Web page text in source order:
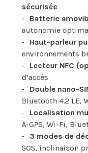
sécurisée
Batterie
autonomie
Haut-parleur
environnements
Lecteur NFC
d’accès
Double nano-
Bluetooth 4.2 LE,
Localisation
A-GPS, Wi-Fi,
3 modes de
SOS, inclinaison